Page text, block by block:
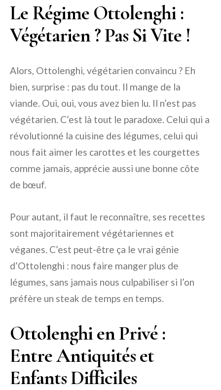
Le Régime Ottolenghi :
Végétarien ? Pas Si Vite !
Alors, Ottolenghi, végétarien convaincu ? Eh
bien, surprise : pas du tout. Il mange de la
viande. Oui, oui, vous avez bien lu. Il n’est pas
végétarien. C’est là tout le paradoxe. Celui qui a
révolutionné la cuisine des légumes, celui qui
nous fait aimer les carottes et les courgettes
comme jamais, apprécie aussi une bonne côte
de bœuf.
Pour autant, il faut le reconnaître, ses recettes
sont majoritairement végétariennes et
véganes. C’est peut-être ça le vrai génie
d’Ottolenghi : nous faire manger plus de
légumes, sans jamais nous culpabiliser si l’on
préfère un steak de temps en temps.
Ottolenghi en Privé :
Entre Antiquités et
Enfants Difficiles